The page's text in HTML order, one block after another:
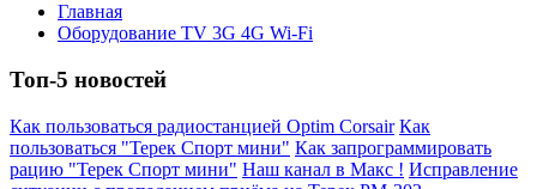
Главная
Оборудование TV 3G 4G Wi-Fi
Топ-5 новостей
Как пользоваться радиостанцией Optim Corsair Как
пользоваться "Терек Спорт мини" Как запрограммировать
рацию "Терек Спорт мини" Наш канал в Макс ! Исправление